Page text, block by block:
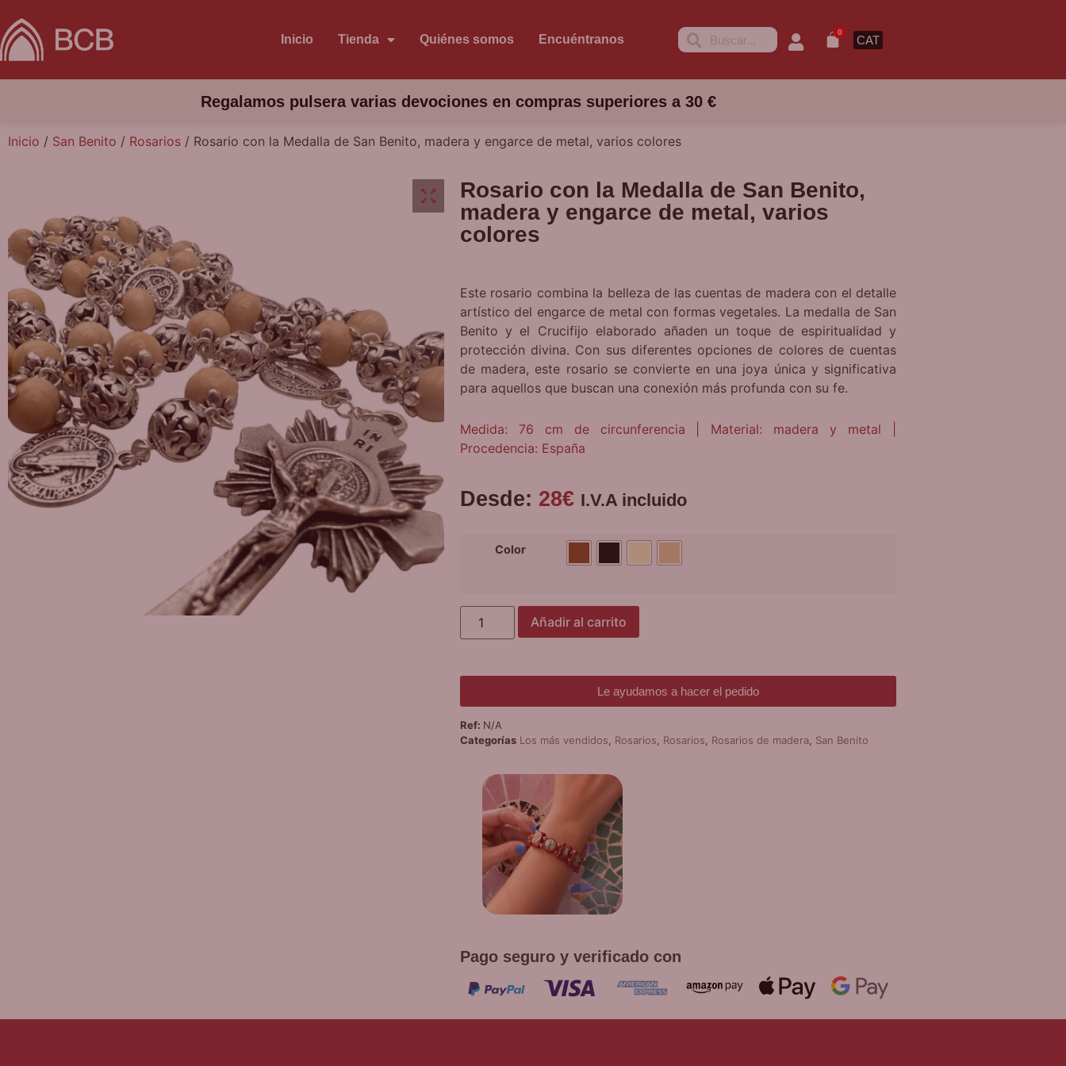
Inicio Tienda Quiénes somos Encuéntranos
0
CAT
Regalamos pulsera varias devociones en compras superiores a 30 €
Inicio / San Benito / Rosarios / Rosario con la Medalla de San Benito, madera y engarce de metal, varios colores
Rosario con la Medalla de San Benito,
madera y engarce de metal, varios
colores
Este rosario combina la belleza de las cuentas de madera con el detalle
artístico del engarce de metal con formas vegetales. La medalla de San
Benito y el Crucifijo elaborado añaden un toque de espiritualidad y
protección divina. Con sus diferentes opciones de colores de cuentas
de madera, este rosario se convierte en una joya única y significativa
para aquellos que buscan una conexión más profunda con su fe.
Medida: 76 cm de circunferencia | Material: madera y metal |
Procedencia: España
Desde: 28€ I.V.A incluido
Color
Añadir al carrito
Le ayudamos a hacer el pedido
Ref: N/A
Categorías Los más vendidos Rosarios Rosarios Rosarios de madera San Benito
Pago seguro y verificado con